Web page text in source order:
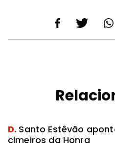
D. Santo Estêvão
cimeiros da Honra